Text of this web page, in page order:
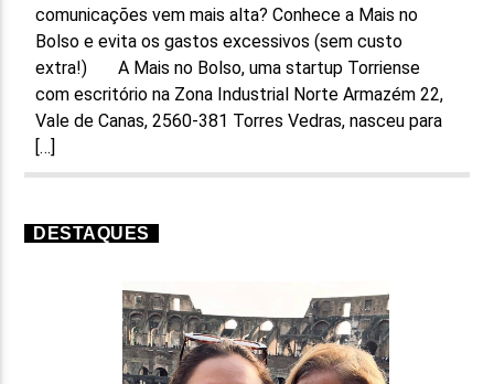
comunicações vem mais alta? Conhece a Mais no
Bolso e evita os gastos excessivos (sem custo
extra!) A Mais no Bolso, uma startup Torriense
com escritório na Zona Industrial Norte Armazém 22,
Vale de Canas, 2560-381 Torres Vedras, nasceu para
[…]
DESTAQUES